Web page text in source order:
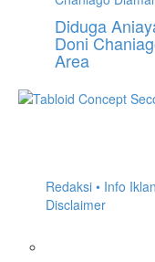
Diduga
Doni
Area
Redaksi • Info
Disclaimer